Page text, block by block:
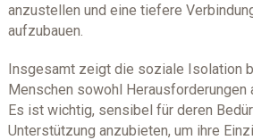
anzustellen und eine tiefere
aufzubauen.
Insgesamt zeigt die soziale Isolation
Menschen sowohl Herausforderungen
Es ist wichtig, sensibel für deren
Unterstützung anzubieten, um ihre